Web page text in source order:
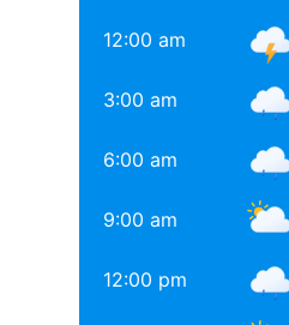
12:00 am
3:00 am
6:00 am
9:00 am
12:00 pm